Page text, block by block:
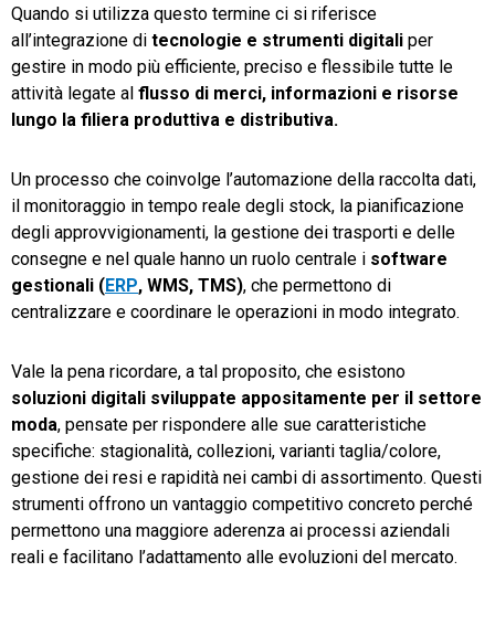
Quando si utilizza questo termine ci si riferisce
all’integrazione di tecnologie e strumenti digitali per
gestire in modo più efficiente, preciso e flessibile tutte le
attività legate al flusso di merci, informazioni e risorse
lungo la filiera produttiva e distributiva.
Un processo che coinvolge l’automazione della raccolta dati,
il monitoraggio in tempo reale degli stock, la pianificazione
degli approvvigionamenti, la gestione dei trasporti e delle
consegne e nel quale hanno un ruolo centrale i software
gestionali (ERP, WMS, TMS), che permettono di
centralizzare e coordinare le operazioni in modo integrato.
Vale la pena ricordare, a tal proposito, che esistono
soluzioni digitali sviluppate appositamente per il settore
moda, pensate per rispondere alle sue caratteristiche
specifiche: stagionalità, collezioni, varianti taglia/colore,
gestione dei resi e rapidità nei cambi di assortimento. Questi
strumenti offrono un vantaggio competitivo concreto perché
permettono una maggiore aderenza ai processi aziendali
reali e facilitano l’adattamento alle evoluzioni del mercato.